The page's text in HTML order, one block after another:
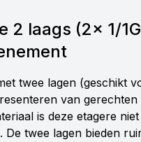
2 laags (2x 1/
twee lagen (geschikt
van
is deze etagere
De twee lagen bieden